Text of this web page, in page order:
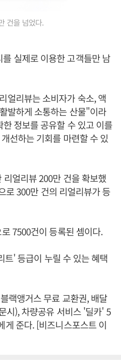
건을 넘었다.
실제로 이용한 고객들만 남
얼리뷰는 소비자가 숙소, 액
발하게 소통하는 산물"이라
정보를 공유할 수 있고 이를
선하는 기회를 마련할 수 있
얼리뷰 200만 건을 확보했
로 300만 건의 리얼리뷰가 등
7500건이 등록된 셈이다.
트' 등급이 누릴 수 있는 혜택
랙앵거스 무료 교환권, 배달
시), 차량공유 서비스 '딜카' 5
게 준다. [비즈니스포스트 이